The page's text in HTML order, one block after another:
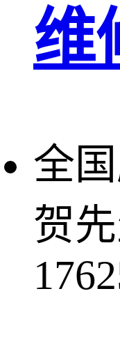
维
全
贺先